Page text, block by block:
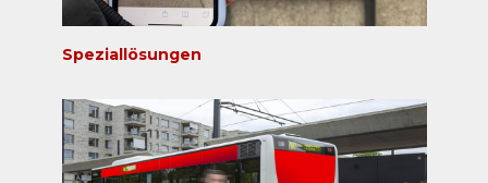
Speziallösungen